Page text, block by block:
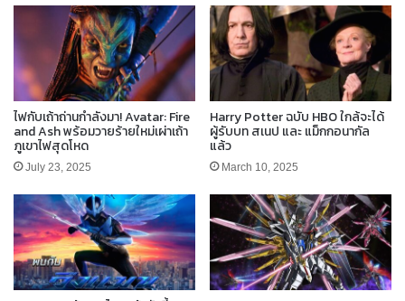
ไฟกับเถ้าถ่านกำลังมา! Avatar: Fire
and Ash พร้อมวายร้ายใหม่เผ่าเถ้า
ภูเขาไฟสุดโหด
July 23, 2025
Harry Potter ฉบับ HBO ใกล้จะได้
ผู้รับบท สเนป และ แม็กกอนากัล
แล้ว
March 10, 2025